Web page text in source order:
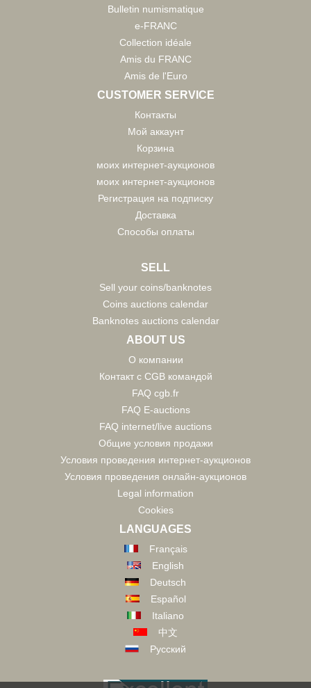
Bulletin numismatique
e-FRANC
Collection idéale
Amis du FRANC
Amis de l'Euro
CUSTOMER SERVICE
Контакты
Мой аккаунт
Корзина
моих интернет-аукционов
моих интернет-аукционов
Регистрация на подписку
Доставка
Способы оплаты
SELL
Sell your coins/banknotes
Coins auctions calendar
Banknotes auctions calendar
ABOUT US
О компании
Контакт с CGB командой
FAQ cgb.fr
FAQ E-auctions
FAQ internet/live auctions
Общие условия продажи
Условия проведения интернет-аукционов
Условия проведения онлайн-аукционов
Legal information
Cookies
LANGUAGES
Français
English
Deutsch
Español
Italiano
中文
Русский